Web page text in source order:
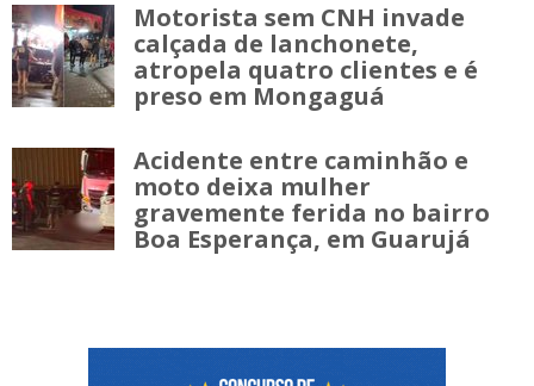
Motorista sem CNH invade
calçada de lanchonete,
atropela quatro clientes e é
preso em Mongaguá
Acidente entre caminhão e
moto deixa mulher
gravemente ferida no bairro
Boa Esperança, em Guarujá